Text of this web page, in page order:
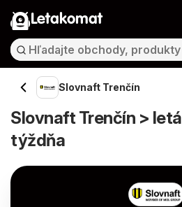
Letakomat
Slovnaft Trenčín
Slovnaft Trenčín >
týždňa